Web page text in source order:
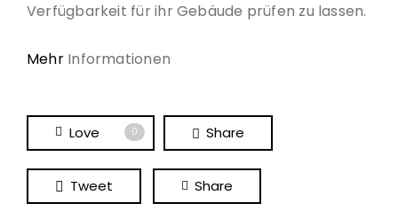
Verfügbarkeit für ihr Gebäude prüfen zu lassen.
MehrInformationen
Love 0 Share
Tweet Share